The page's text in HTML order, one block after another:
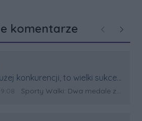
komentarze Poprzednie
konkurencji, to wielki sukces
!
komentarza:
Źródło komentarza:
Sporty Walki: Dwa medale za oceanem